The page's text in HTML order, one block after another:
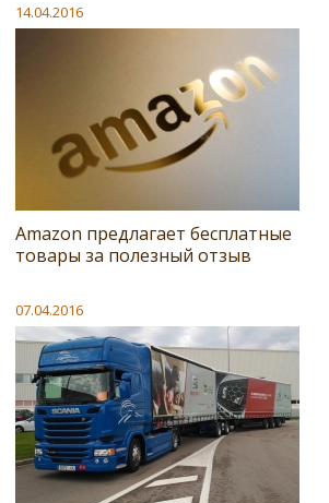
14.04.2016
Amazon предлагает бесплатные
товары за полезный отзыв
07.04.2016